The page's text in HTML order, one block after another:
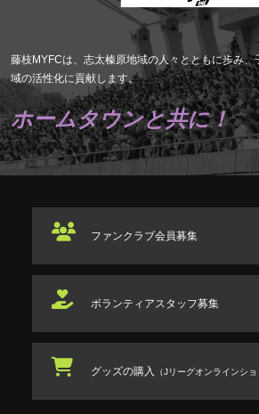
藤枝MYFCは、志太榛原地域の人々とともに歩み
域の活性化に貢献します。
ホームタウンと共に！
ファンクラブ会員募集
ボランティアスタッフ募集
グッズの購入 （Jリーグオンラインショ